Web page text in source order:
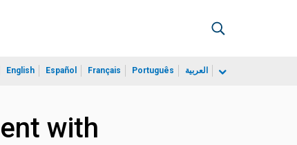
English Español Français Português العربية
with